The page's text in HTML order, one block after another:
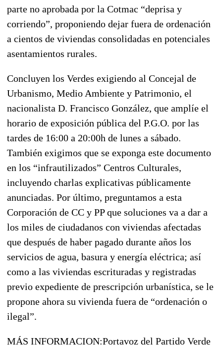
parte no aprobada por la Cotmac “deprisa y
corriendo”, proponiendo dejar fuera de ordenación
a cientos de viviendas consolidadas en potenciales
asentamientos rurales.
Concluyen los Verdes exigiendo al Concejal de
Urbanismo, Medio Ambiente y Patrimonio, el
nacionalista D. Francisco González, que amplíe el
horario de exposición pública del P.G.O. por las
tardes de 16:00 a 20:00h de lunes a sábado.
También exigimos que se exponga este documento
en los “infrautilizados” Centros Culturales,
incluyendo charlas explicativas públicamente
anunciadas. Por último, preguntamos a esta
Corporación de CC y PP que soluciones va a dar a
los miles de ciudadanos con viviendas afectadas
que después de haber pagado durante años los
servicios de agua, basura y energía eléctrica; así
como a las viviendas escrituradas y registradas
previo expediente de prescripción urbanística, se le
propone ahora su vivienda fuera de “ordenación o
ilegal”.
MÁS INFORMACION:Portavoz del Partido Verde